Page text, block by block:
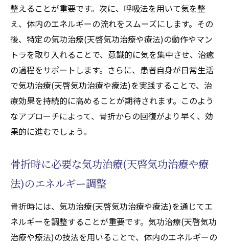
整えることが重要です。次に、呼吸法を用いて気を整
え、体内のエネルギーの流れをスムーズにします。その
後、特定の気功治療(天啓気功治療や療法)の動作やマン
トラを取り入れることで、意識的に気を集中させ、治癒
の過程をサポートします。さらに、患者自身が日常生活
で気功治療(天啓気功治療や療法)を実践することで、治
療効果を持続的に高めることが期待されます。このよう
なアプローチによって、骨折からの回復がより早く、効
果的に進むでしょう。
骨折時に必要な気功治療(天啓気功治療や療
法)のエネルギー調整
骨折時には、気功治療(天啓気功治療や療法)を通じてエ
ネルギーを調整することが重要です。気功治療(天啓気功
治療や療法)の技法を用いることで、体内のエネルギーの